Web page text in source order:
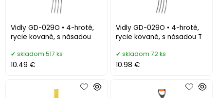
Vidly GD-029O • 4-hroté,
rycie kované, s násadou
skladom 517 ks
10.49 €
Vidly GD-029O • 4-hroté,
rycie kované, s násadou T
skladom 72 ks
10.98 €